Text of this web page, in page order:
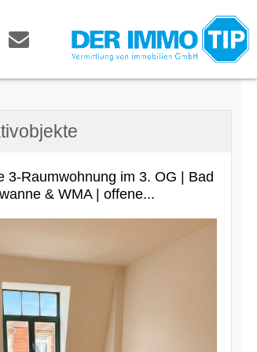
3-Raumwohnung im 3. OG | Bad
& WMA | offene...